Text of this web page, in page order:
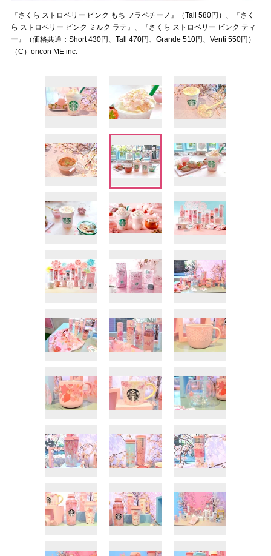
『さくら ストロベリー ピンク もち フラペチーノ』（Tall 580円）、『さく
ら ストロベリー ピンク ミルク ラテ』、『さくら ストロベリー ピンク ティ
ー』（価格共通：Short 430円、Tall 470円、Grande 510円、Venti 550円）
（C）oricon ME inc.